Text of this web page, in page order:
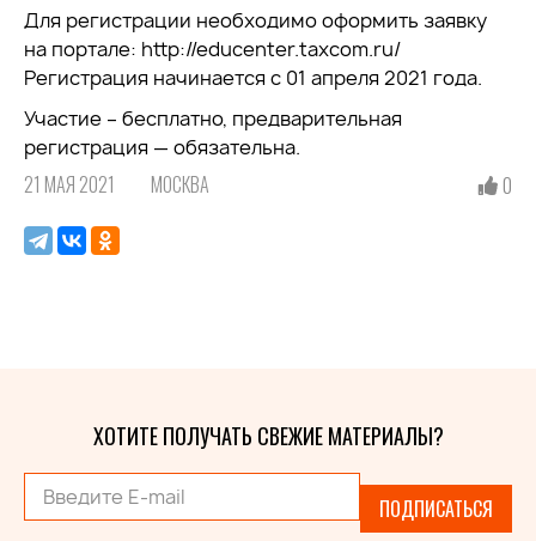
Для регистрации необходимо оформить заявку
на портале: http://educenter.taxcom.ru/
Регистрация начинается с 01 апреля 2021 года.
Участие – бесплатно, предварительная
регистрация — обязательна.
21 МАЯ 2021 МОСКВА 0
ХОТИТЕ ПОЛУЧАТЬ СВЕЖИЕ МАТЕРИАЛЫ?
ПОДПИСАТЬСЯ